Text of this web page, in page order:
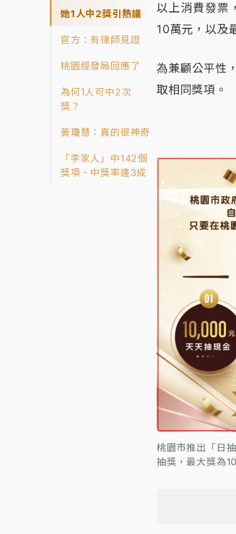
她1人中2獎引熱議
官方：有律師見證
桃園經發局回應了
為何1人可中2次
獎？
黃瓊慧：真的很神奇
「李家人」中142個
獎項、中獎率達3成
以上消費發票
10萬元，以及
為兼顧公平性
取相同獎項。
桃園市推出「日
抽獎，最大獎為